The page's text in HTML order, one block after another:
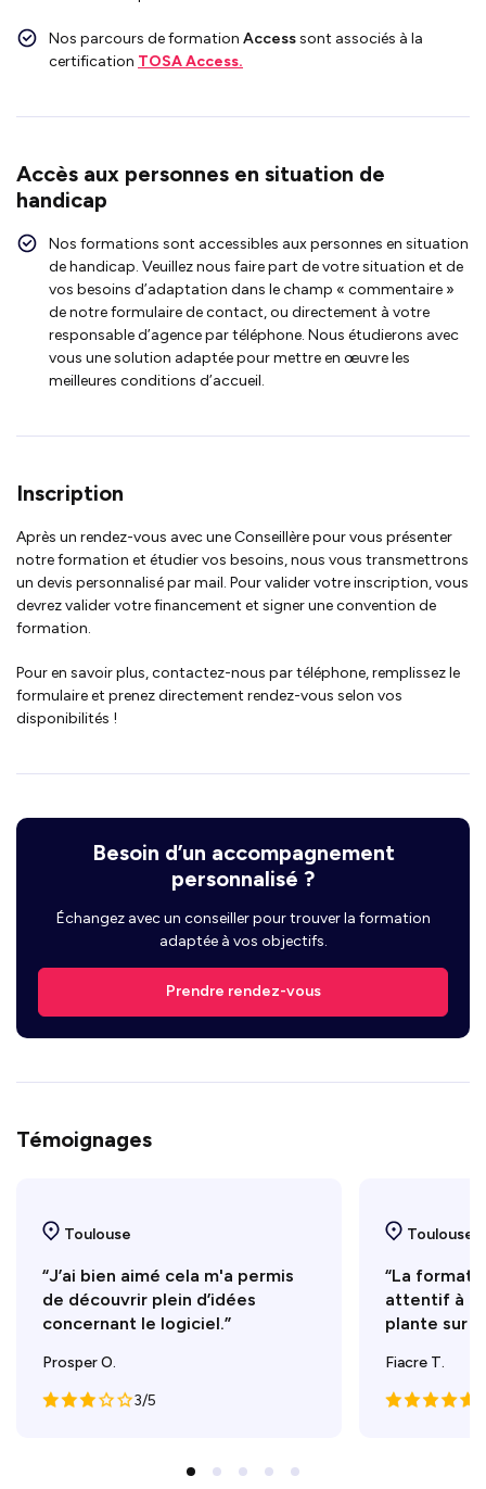
Nos parcours de formation Accesssont associés à la
certification TOSA Access.
Accès aux personnes en situation de
handicap
Nos formations sont accessibles aux personnes en situation
de handicap. Veuillez nous faire part de votre situation et de
vos besoins d’adaptation dans le champ « commentaire »
de notre formulaire de contact, ou directement à votre
responsable d’agence par téléphone. Nous étudierons avec
vous une solution adaptée pour mettre en œuvre les
meilleures conditions d’accueil.
Inscription
Après un rendez-vous avec une Conseillère pour vous présenter
notre formation et étudier vos besoins, nous vous transmettrons
un devis personnalisé par mail. Pour valider votre inscription, vous
devrez valider votre financement et signer une convention de
formation.
Pour en savoir plus, contactez-nous par téléphone, remplissez le
formulaire et prenez directement rendez-vous selon vos
disponibilités !
Besoin d’un accompagnement
personnalisé ?
Échangez avec un conseiller pour trouver la formation
adaptée à vos objectifs.
Prendre rendez-vous
Témoignages
Toulouse
“J’ai bien aimé cela m'a permis
de découvrir plein d’idées
concernant le logiciel.”
Prosper O.
3/5
Toulouse
“La
attentif à
plante sur
Fiacre T.